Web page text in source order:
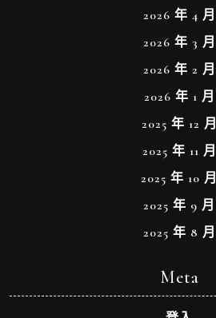
2026 年 4 月
2026 年 3 月
2026 年 2 月
2026 年 1 月
2025 年 12 月
2025 年 11 月
2025 年 10 月
2025 年 9 月
2025 年 8 月
Meta